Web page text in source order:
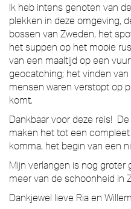
Ik heb intens genoten van
plekken in deze omgeving,
bossen van Zweden, het
het suppen op het mooie
van een maaltijd op een
geocatching; het vinden
mensen waren verstopt op
komt.
Dankbaar voor deze reis!
maken het tot een
komma, het begin van een
Mijn verlangen is nog
meer van de schoonheid in
Dankjewel lieve Ria en